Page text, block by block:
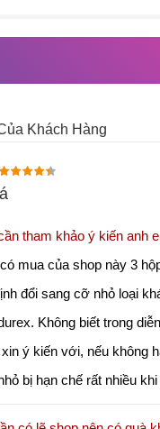
Khách Hàng
tham khảo ý kiến anh
mua của shop này 3
đổi sang cỡ nhỏ loại
Không biết trong
ý kiến với, nếu không
bị hạn chế rất nhiều